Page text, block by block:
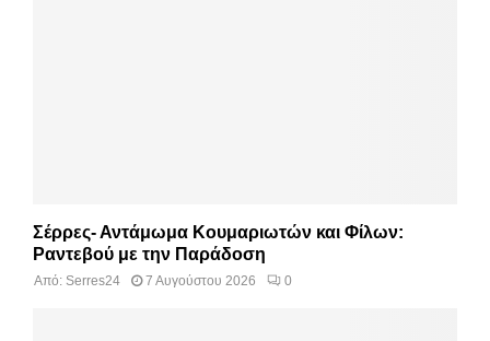
Σέρρες- Αντάμωμα Κουμαριωτών και Φίλων:
Ραντεβού με την Παράδοση
Από: Serres24 7 Αυγούστου 2026 0